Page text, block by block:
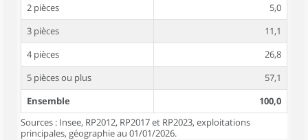
2 pièces
5,0
3 pièces
11,1
4 pièces
26,8
5 pièces ou plus
57,1
Ensemble
100,0
Sources : Insee, RP2012, RP2017 et RP2023, exploitations
principales, géographie au 01/01/2026.